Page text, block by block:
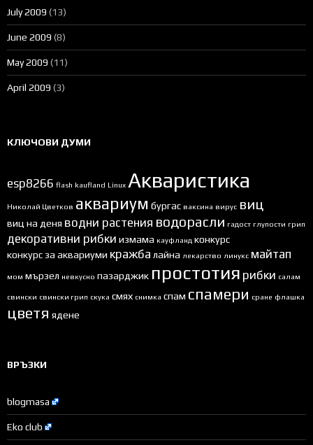
July 2009 (13)
June 2009 (8)
May 2009 (11)
April 2009 (3)
КЛЮЧОВИ ДУМИ
esp8266 flash kaufland Linux Акваристика
Николай Цветков аквариум бургас ваксина вирус виц
виц на деня водни растения водорасли гадост глупости грип
декоративни рибки измама кауфланд конкурс
конкурс за аквариуми кражба лайна лекарство линукс майтап
мом мързел невкусно пазарджик простотия рибки салам
свински свински грип скука смях снимка спам спамери сране флашка
цветя ядене
ВРЪЗКИ
blogmasa
Eko club